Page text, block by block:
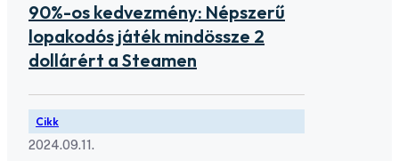
90%-os kedvezmény: Népszerű
lopakodós játék mindössze 2
dollárért a Steamen
Cikk
2024.09.11.